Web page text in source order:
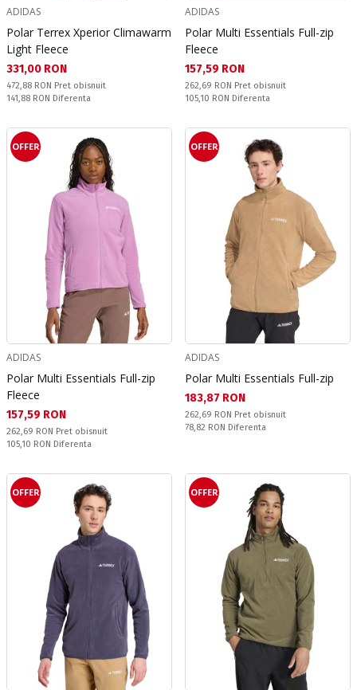
ADIDAS
Polar Terrex Xperior Climawarm
Light Fleece
Текуща цена:
331,00 RON
Pret obisnuit:
472,88 RON Pret obisnuit
Спестявате:
141,88 RON Diferenta
ADIDAS
Polar Multi Essentials Full-zip
Fleece
Текуща цена:
157,59 RON
Pret obisnuit:
262,69 RON Pret obisnuit
Спестявате:
105,10 RON Diferenta
OFFER
ADIDAS
Polar Multi Essentials Full-zip
Fleece
Текуща цена:
157,59 RON
Pret obisnuit:
262,69 RON Pret obisnuit
Спестявате:
105,10 RON Diferenta
OFFER
ADIDAS
Polar Multi Essentials Full-zip
Текуща цена:
183,87 RON
Pret obisnuit:
262,69 RON Pret obisnuit
Спестявате:
78,82 RON Diferenta
OFFER OFFER